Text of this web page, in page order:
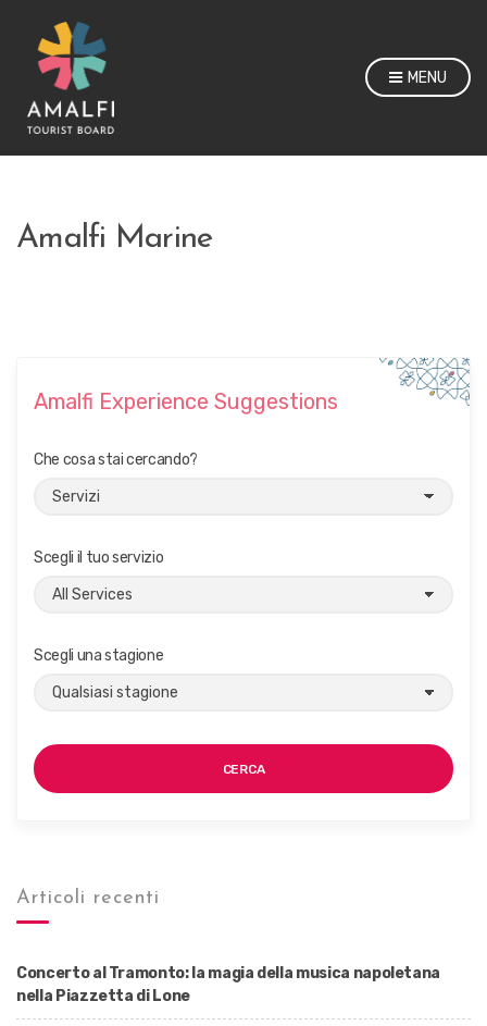
MENU
Amalfi Marine
Amalfi Experience Suggestions
Che cosa stai cercando?
Scegli il tuo servizio
Scegli una stagione
CERCA
Articoli recenti
Concerto al Tramonto: la magia della musica napoletana
nella Piazzetta di Lone